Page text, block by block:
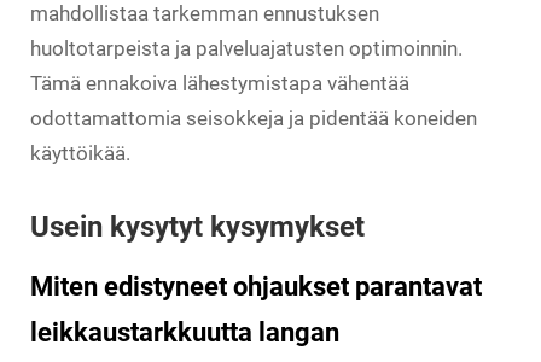
mahdollistaa tarkemman ennustuksen
huoltotarpeista ja palveluajatusten optimoinnin.
Tämä ennakoiva lähestymistapa vähentää
odottamattomia seisokkeja ja pidentää koneiden
käyttöikää.
Usein kysytyt kysymykset
Miten edistyneet ohjaukset parantavat
leikkaustarkkuutta langan